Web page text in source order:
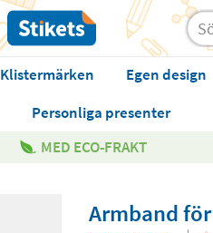
Klistermärken Egen design
Personliga presenter
MED ECO-FRAKT
Armband